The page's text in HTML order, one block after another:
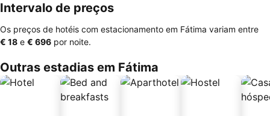
Intervalo de preços
Os preços de hotéis com estacionamento em Fátima variam entre
‎€ 18 e ‎€ 696 por noite.
Outras estadias em Fátima